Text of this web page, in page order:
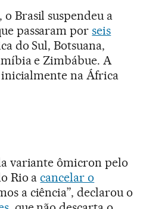
Brasil suspendeu a
passaram porseis
do Sul, Botsuana,
e Zimbábue. A
na África
variante ômicron pelo
Rio acancelar o
a ciência”, declarou o